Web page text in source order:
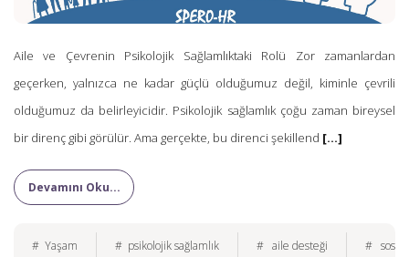
Aile ve Çevrenin Psikolojik Sağlamlıktaki Rolü Zor zamanlardan
geçerken, yalnızca ne kadar güçlü olduğumuz değil, kiminle çevrili
olduğumuz da belirleyicidir. Psikolojik sağlamlık çoğu zaman bireysel
bir direnç gibi görülür. Ama gerçekte, bu direnci şekillend [...]
Devamını Oku...
# Yaşam # psikolojik sağlamlık # aile desteği #